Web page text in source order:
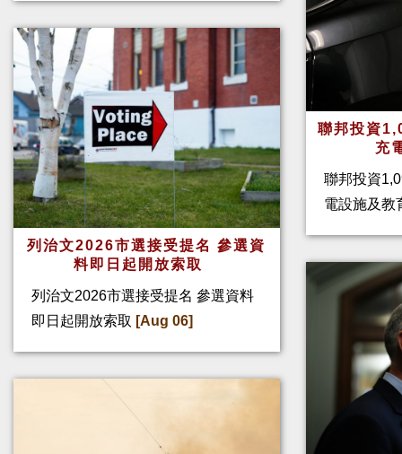
列治文2026市選接受提名 參選資
料即日起開放索取
列治文2026市選接受提名 參選資料
即日起開放索取 [Aug 06]
聯邦投資
充
聯邦投資
電設施及教